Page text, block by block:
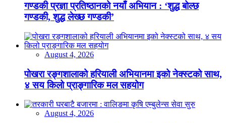
गण्डकी प्रज्ञा प्रतिष्ठानको नयाँ अभियान : ‘शुद्ध बोल्छ
गण्डकी, शुद्ध लेख्छ गण्डकी’
August 4, 2026
पोखरा रङ्गशालाको हरियाली अभियानमा इको नेक्स्टको साथ,
४ सय किलो प्राङ्गारिक मल सहयोग
August 4, 2026